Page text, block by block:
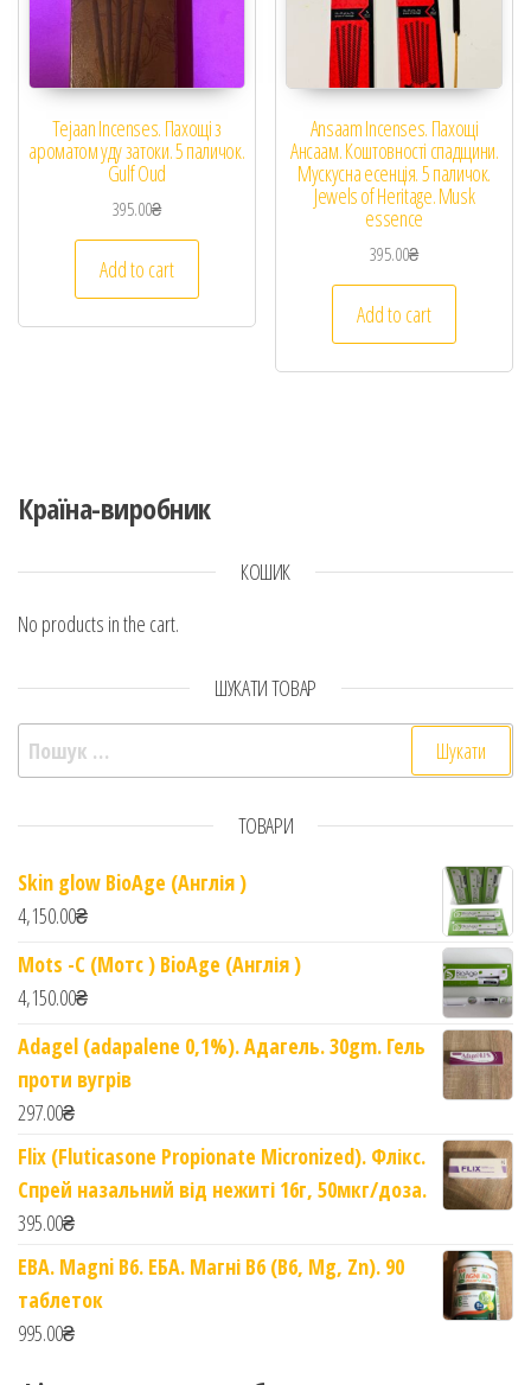
Tejaan Incenses. Пахощі з
ароматом уду затоки. 5 паличок.
Gulf Oud
395.00₴
Add to cart
Ansaam Incenses. Пахощі
Ансаам. Коштовності спадщини.
Мускусна есенція. 5 паличок.
Jewels of Heritage. Musk
essence
395.00₴
Add to cart
Країна-виробник
КОШИК
No products in the cart.
ШУКАТИ ТОВАР
Пошук:
ТОВАРИ
Skin glow BioAge (Англія )
4,150.00₴
Mots -C (Мотс ) BioAge (Англія )
4,150.00₴
Adagel (adapalene 0,1%). Адагель. 30gm. Гель
проти вугрів
297.00₴
Flix (Fluticasone Propionate Micronized). Флікс.
Спрей назальний від нежиті 16г, 50мкг/доза.
395.00₴
EBA. Magni B6. ЕБА. Магні B6 (B6, Mg, Zn). 90
таблеток
995.00₴